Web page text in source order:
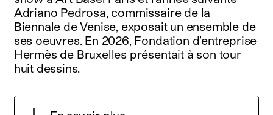
Adriano Pedrosa, commissaire de la
Biennale de Venise, exposait un ensemble de
ses oeuvres. En 2026, Fondation d’entreprise
Hermès de Bruxelles présentait à son tour
huit dessins.